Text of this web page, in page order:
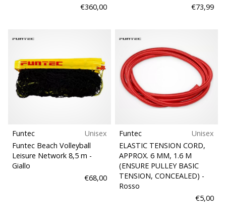
€360,00
€73,99
Funtec
Unisex
Funtec Beach Volleyball
Leisure Network 8,5 m -
Giallo
€68,00
Funtec
Unisex
ELASTIC TENSION CORD,
APPROX. 6 MM, 1.6 M
(ENSURE PULLEY BASIC
TENSION, CONCEALED) -
Rosso
€5,00